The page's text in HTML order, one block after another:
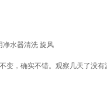
净水器清洗 旋风
，确实不错。观察几天了没有